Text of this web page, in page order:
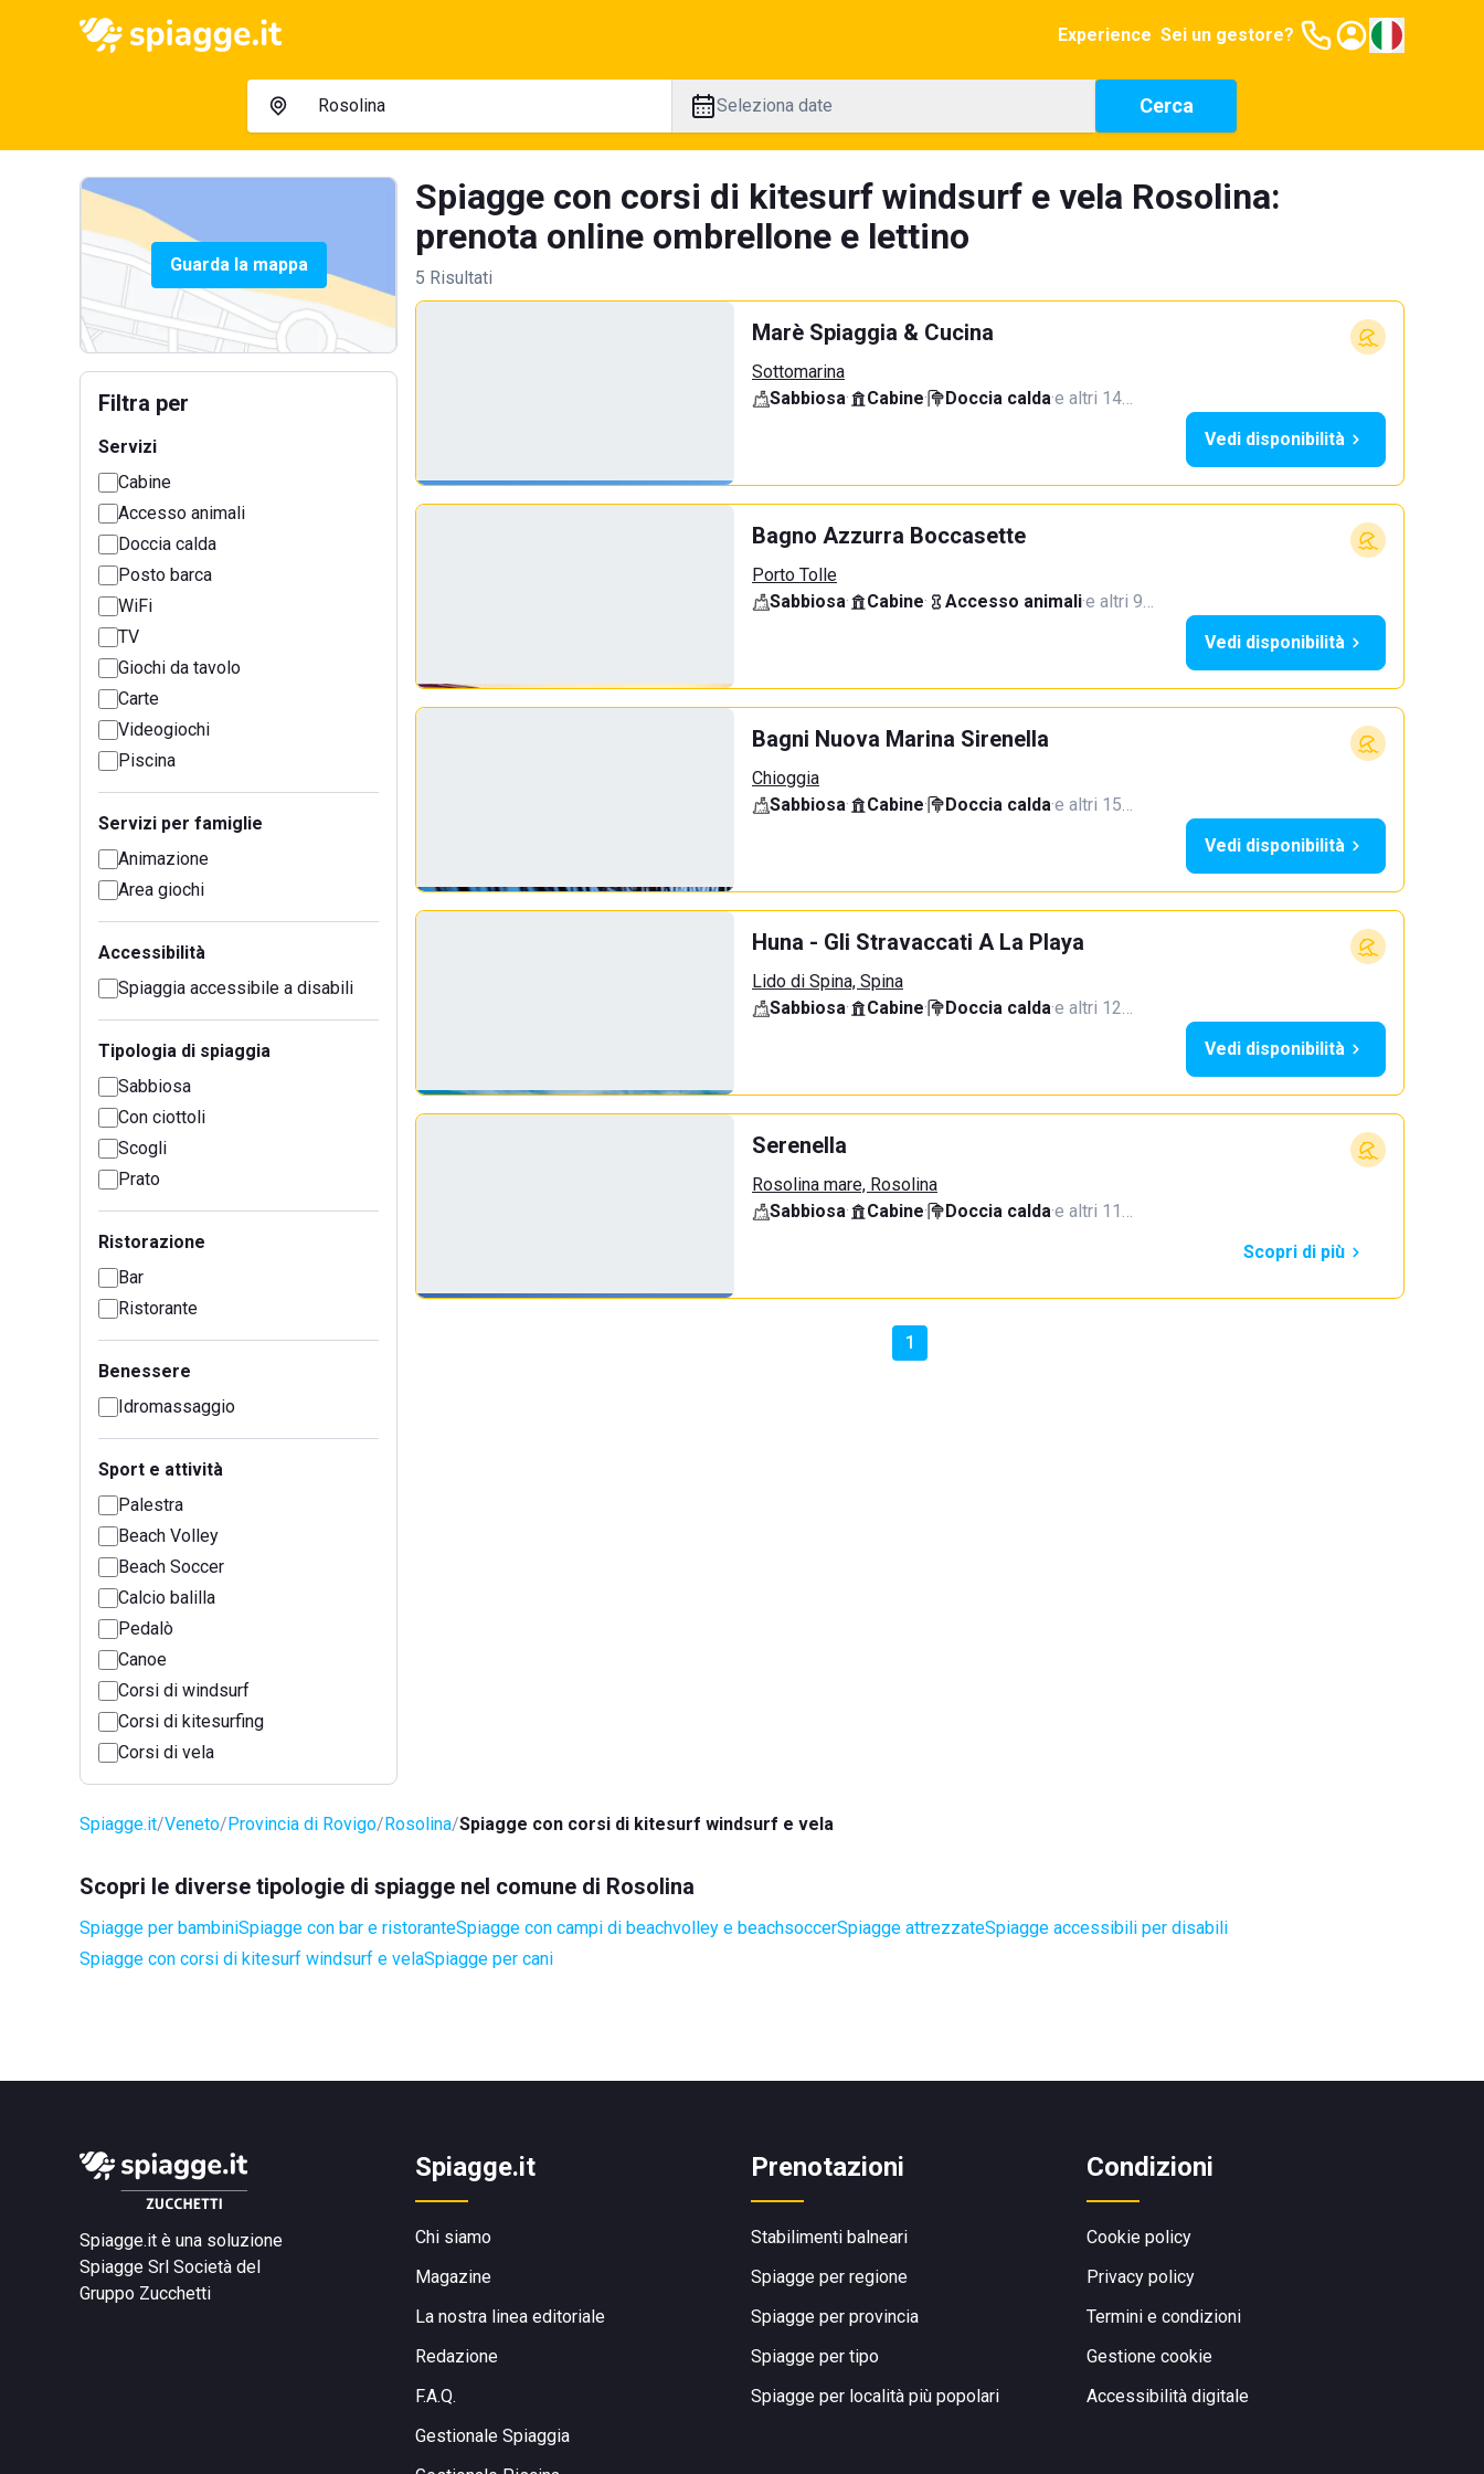
Experience Sei un gestore?
Seleziona date Cerca
Guarda la mappa
Filtra per
Servizi
Cabine
Accesso animali
Doccia calda
Posto barca
WiFi
TV
Giochi da tavolo
Carte
Videogiochi
Piscina
Servizi per famiglie
Animazione
Area giochi
Accessibilità
Spiaggia accessibile a disabili
Tipologia di spiaggia
Sabbiosa
Con ciottoli
Scogli
Prato
Ristorazione
Bar
Ristorante
Benessere
Idromassaggio
Sport e attività
Palestra
Beach Volley
Beach Soccer
Calcio balilla
Pedalò
Canoe
Corsi di windsurf
Corsi di kitesurfing
Corsi di vela
Spiagge con corsi di kitesurf windsurf e vela Rosolina:
prenota online ombrellone e lettino
5 Risultati
Marè Spiaggia & Cucina
Sottomarina
Sabbiosa· Cabine· Doccia calda·e altri 14…
Vedi disponibilità
Bagno Azzurra Boccasette
Porto Tolle
Sabbiosa· Cabine· Accesso animali·e altri 9…
Vedi disponibilità
Bagni Nuova Marina Sirenella
Chioggia
Sabbiosa· Cabine· Doccia calda·e altri 15…
Vedi disponibilità
Huna - Gli Stravaccati A La Playa
Lido di Spina, Spina
Sabbiosa· Cabine· Doccia calda·e altri 12…
Vedi disponibilità
Serenella
Rosolina mare, Rosolina
Sabbiosa· Cabine· Doccia calda·e altri 11…
Scopri di più
1
Spiagge.it Veneto Provincia di Rovigo Rosolina Spiagge con corsi di kitesurf windsurf e vela
Scopri le diverse tipologie di spiagge nel comune di Rosolina
Spiagge per bambiniSpiagge con bar e ristoranteSpiagge con campi di beachvolley e beachsoccerSpiagge attrezzateSpiagge accessibili per disabili
Spiagge con corsi di kitesurf windsurf e velaSpiagge per cani
Spiagge.it è una soluzione
Spiagge Srl Società del
Gruppo Zucchetti
Spiagge.it
Chi siamo
Magazine
La nostra linea editoriale
Redazione
F.A.Q.
Gestionale Spiaggia
Prenotazioni
Stabilimenti balneari
Spiagge per regione
Spiagge per provincia
Spiagge per tipo
Spiagge per località più popolari
Condizioni
Cookie policy
Privacy policy
Termini e condizioni
Gestione cookie
Accessibilità digitale